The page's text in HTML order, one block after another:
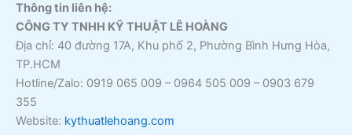
Thông tin liên hệ:
CÔNG TY TNHH KỸ THUẬT LÊ HOÀNG
Địa chỉ: 40 đường 17A, Khu phố 2, Phường Bình Hưng Hòa,
TP.HCM
Hotline/Zalo: 0919 065 009 – 0964 505 009 – 0903 679
355
Website: kythuatlehoang.com